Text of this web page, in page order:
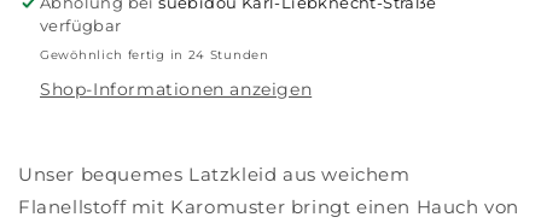
verfügbar
Gewöhnlich fertig in 24 Stunden
Shop-Informationen anzeigen
Unser bequemes Latzkleid aus weichem
Flanellstoff mit Karomuster bringt einen Hauch von